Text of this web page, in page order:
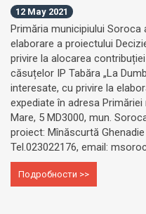
12 May 2021
Primăria municipiului Soroca
elaborare a proiectului
privire la alocarea
căsuțelor IP Tabăra „La
interesate, cu privire la
expediate în adresa
Mare, 5 MD3000, mun.
proiect: Mînăscurtă
Tel.023022176, email:
Подробности >>